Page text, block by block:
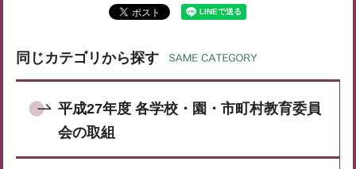
同じカテゴリから探す
平成27年度 各学校・園・市町村教育委員
会の取組